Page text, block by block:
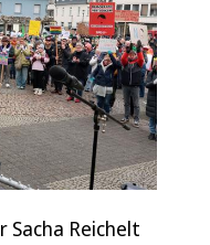
Sacha Reichelt